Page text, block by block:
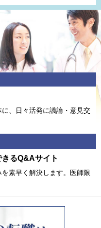
、⽇々活発に議論・意⾒交
るQ&Aサイト
素早く解決します。医師限